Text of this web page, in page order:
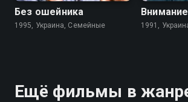
Без ошейника
1995, Украина, Семейные 1991,
Ещё фильмы в